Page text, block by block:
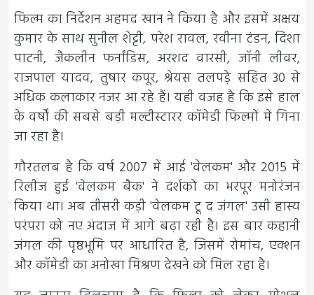
फिल्म का निर्देशन अहमद खान ने किया है और इसमें अक्षय
कुमार के साथ सुनील शेट्टी, परेश रावल, रवीना टंडन, दिशा
पाटनी, जैकलीन फर्नांडिस, अरशद वारसी, जॉनी लीवर,
राजपाल यादव, तुषार कपूर, श्रेयस तलपड़े सहित 30 से
अधिक कलाकार नजर आ रहे हैं। यही वजह है कि इसे हाल
के वर्षों की सबसे बड़ी मल्टीस्टारर कॉमेडी फिल्मों में गिना
जा रहा है।
गौरतलब है कि वर्ष 2007 में आई 'वेलकम' और 2015 में
रिलीज हुई 'वेलकम बैक' ने दर्शकों का भरपूर मनोरंजन
किया था। अब तीसरी कड़ी 'वेलकम टू द जंगल' उसी हास्य
परंपरा को नए अंदाज में आगे बढ़ा रही है। इस बार कहानी
जंगल की पृष्ठभूमि पर आधारित है, जिसमें रोमांच, एक्शन
और कॉमेडी का अनोखा मिश्रण देखने को मिल रहा है।